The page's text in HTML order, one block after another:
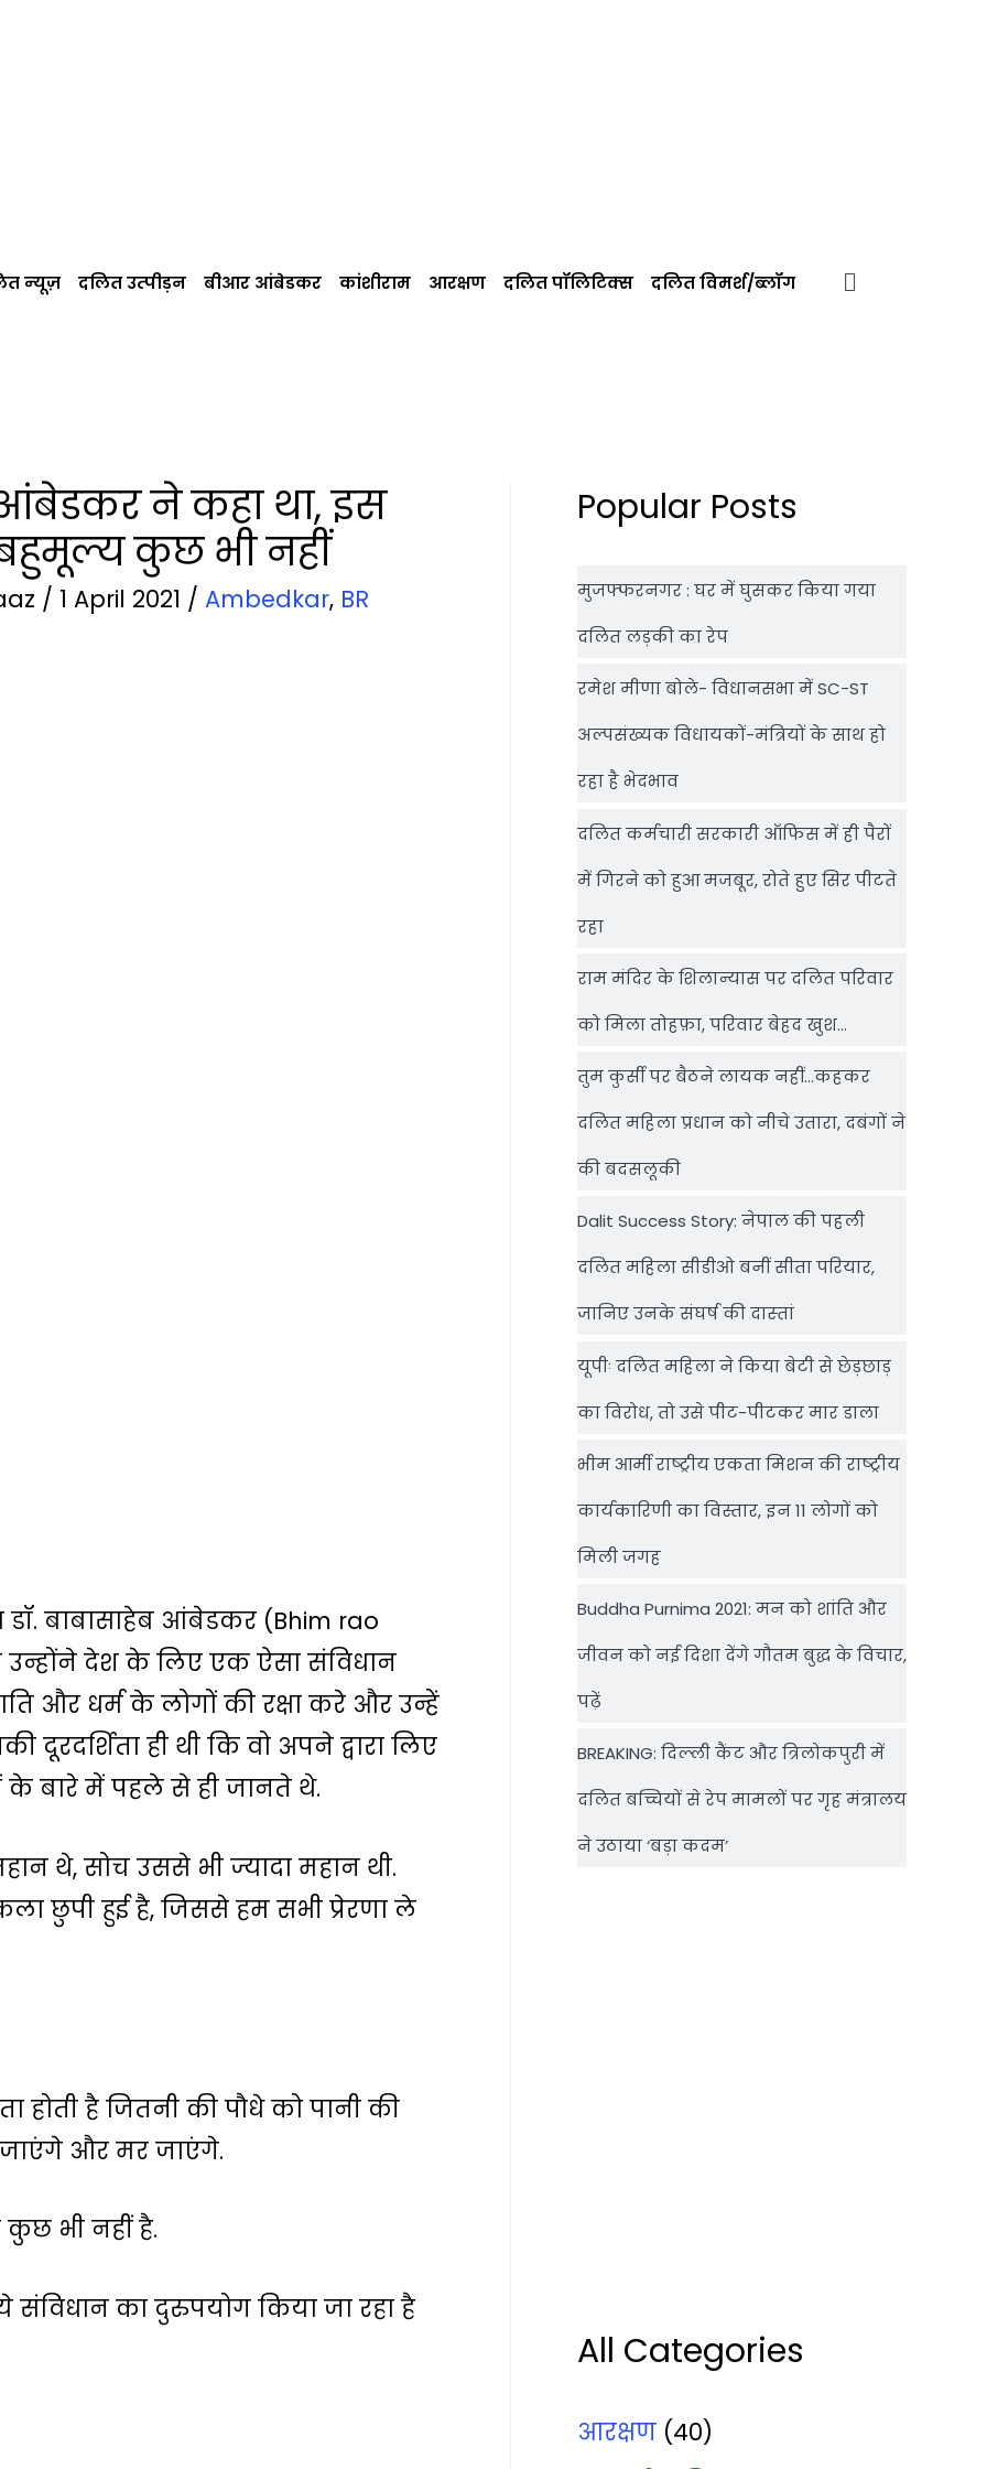
न्‍यूज़ दलित उत्‍पीड़न बीआर आंबेडकर कांशीराम आरक्षण दलित पॉलिटिक्‍स दलित विमर्श/ब्‍लॉग
ने कहा था, इस
कुछ भी नहीं
/ 1 April 2021 / Ambedkar, BR
बाबासाहेब आंबेडकर (Bhim rao
उन्होंने देश के लिए एक ऐसा संविधान
और धर्म के लोगों की रक्षा करे और उन्हें
ही थी कि वो अपने द्वारा लिए
बारे में पहले से ही जानते थे.
थे, सोच उससे भी ज्यादा महान थी.
छुपी हुई है, जिससे हम सभी प्रेरणा ले
होती है जितनी की पौधे को पानी की
जाएंगे और मर जाएंगे.
भी नहीं है.
संविधान का दुरुपयोग किया जा रहा है
Popular Posts
मुजफ्फरनगर : घर में घुसकर किया गया
दलित लड़की का रेप
रमेश मीणा बोले- विधानसभा में SC-ST
अल्पसंख्यक विधायकों-मंत्रियों के साथ हो
रहा है भेदभाव
दलित कर्मचारी सरकारी ऑफ‍िस में ही पैरों
में गिरने को हुआ मजबूर, रोते हुए सिर पीटते
रहा
राम मंदिर के शिलान्‍यास पर दलित परिवार
को मिला तोहफ़ा, परिवार बेहद खुश…
तुम कुर्सी पर बैठने लायक नहीं…कहकर
दलित महिला प्रधान को नीचे उतारा, दबंगों ने
की बदसलूकी
Dalit Success Story: नेपाल की पहली
दलित महिला सीडीओ बनीं सीता परियार,
जानिए उनके संघर्ष की दास्‍तां
यूपीः दलित महिला ने किया बेटी से छेड़छाड़
का विरोध, तो उसे पीट-पीटकर मार डाला
भीम आर्मी राष्‍ट्रीय एकता मिशन की राष्‍ट्रीय
कार्यकारिणी का विस्तार, इन 11 लोगों को
मिली जगह
Buddha Purnima 2021: मन को शांति और
जीवन को नई दिशा देंगे गौतम बुद्ध के विचार,
पढ़ें
BREAKING: दिल्‍ली कैंट और त्रिलोकपुरी में
दलित बच्चियों से रेप मामलों पर गृह मंत्रालय
ने उठाया ‘बड़ा कदम’
All Categories
आरक्षण (40)